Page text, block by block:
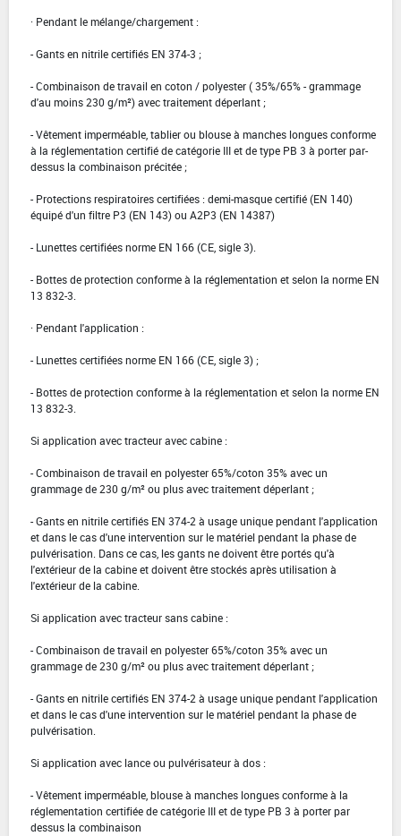
· Pendant le mélange/chargement :
- Gants en nitrile certifiés EN 374-3 ;
- Combinaison de travail en coton / polyester ( 35%/65% - grammage
d'au moins 230 g/m²) avec traitement déperlant ;
- Vêtement imperméable, tablier ou blouse à manches longues conforme
à la réglementation certifié de catégorie III et de type PB 3 à porter par-
dessus la combinaison précitée ;
- Protections respiratoires certifiées : demi-masque certifié (EN 140)
équipé d'un filtre P3 (EN 143) ou A2P3 (EN 14387)
- Lunettes certifiées norme EN 166 (CE, sigle 3).
- Bottes de protection conforme à la réglementation et selon la norme EN
13 832-3.
· Pendant l'application :
- Lunettes certifiées norme EN 166 (CE, sigle 3) ;
- Bottes de protection conforme à la réglementation et selon la norme EN
13 832-3.
Si application avec tracteur avec cabine :
- Combinaison de travail en polyester 65%/coton 35% avec un
grammage de 230 g/m² ou plus avec traitement déperlant ;
- Gants en nitrile certifiés EN 374-2 à usage unique pendant l'application
et dans le cas d'une intervention sur le matériel pendant la phase de
pulvérisation. Dans ce cas, les gants ne doivent être portés qu'à
l'extérieur de la cabine et doivent être stockés après utilisation à
l'extérieur de la cabine.
Si application avec tracteur sans cabine :
- Combinaison de travail en polyester 65%/coton 35% avec un
grammage de 230 g/m² ou plus avec traitement déperlant ;
- Gants en nitrile certifiés EN 374-2 à usage unique pendant l'application
et dans le cas d'une intervention sur le matériel pendant la phase de
pulvérisation.
Si application avec lance ou pulvérisateur à dos :
- Vêtement imperméable, blouse à manches longues conforme à la
réglementation certifiée de catégorie III et de type PB 3 à porter par
dessus la combinaison